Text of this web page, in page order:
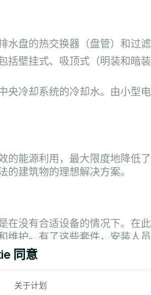
盘的热交换器（盘管）和过滤
括壁挂式、吸顶式（明装和暗
央冷却系统的冷却水。由小型
的能源利用，最大限度地降低
建筑物的理想解决方案。
在没有合适设备的情况下。在
维护。有了这些套件，安装人
同意
关于计划